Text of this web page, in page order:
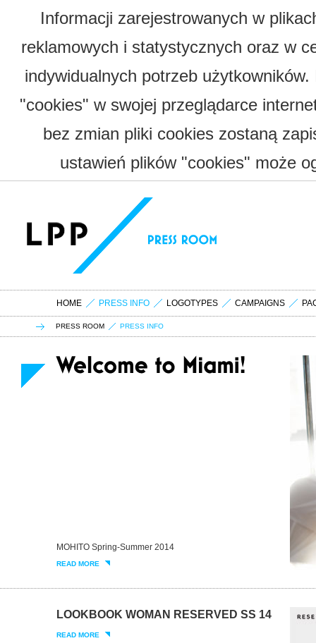
Informacji zarejestrowanych w
reklamowych i statystycznych oraz w
indywidualnych potrzeb
"cookies" w swojej przeglądarce
bez zmian pliki cookies zostaną
ustawień plików "cookies" może
HOME PRESS INFO LOGOTYPES CAMPAIGNS
PRESS ROOM PRESS INFO
MOHITO Spring-Summer 2014
READ MORE
LOOKBOOK WOMAN RESERVED SS 14
READ MORE